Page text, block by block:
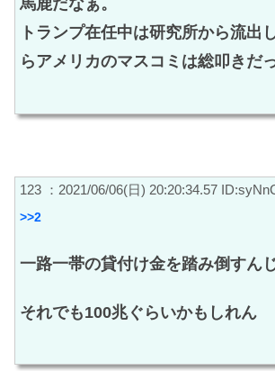
馬鹿だなぁ。
トランプ在任中は研究所から流出
らアメリカのマスコミは総叩きだ
123 ：2021/06/06(日) 20:20:34.57
>>2
一路一帯の貸付け金を踏み倒すん
それでも100兆ぐらいかもしれん